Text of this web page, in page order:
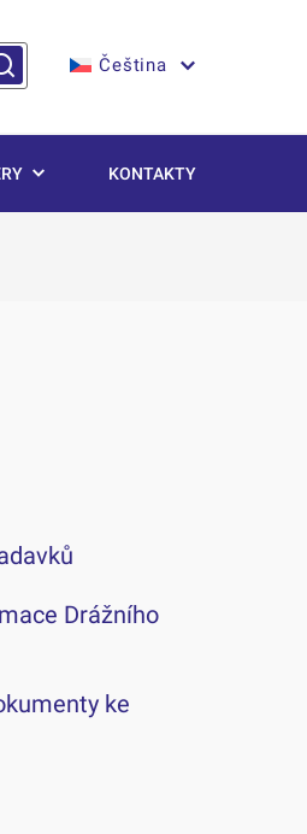
Čeština
KONTAKTY
Drážního
ke